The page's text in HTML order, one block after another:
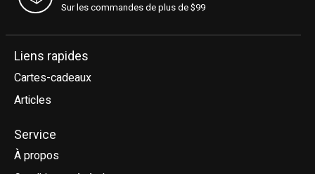
Sur les commandes de plus de $99
Liens rapides
Cartes-cadeaux
Articles
Service
À propos